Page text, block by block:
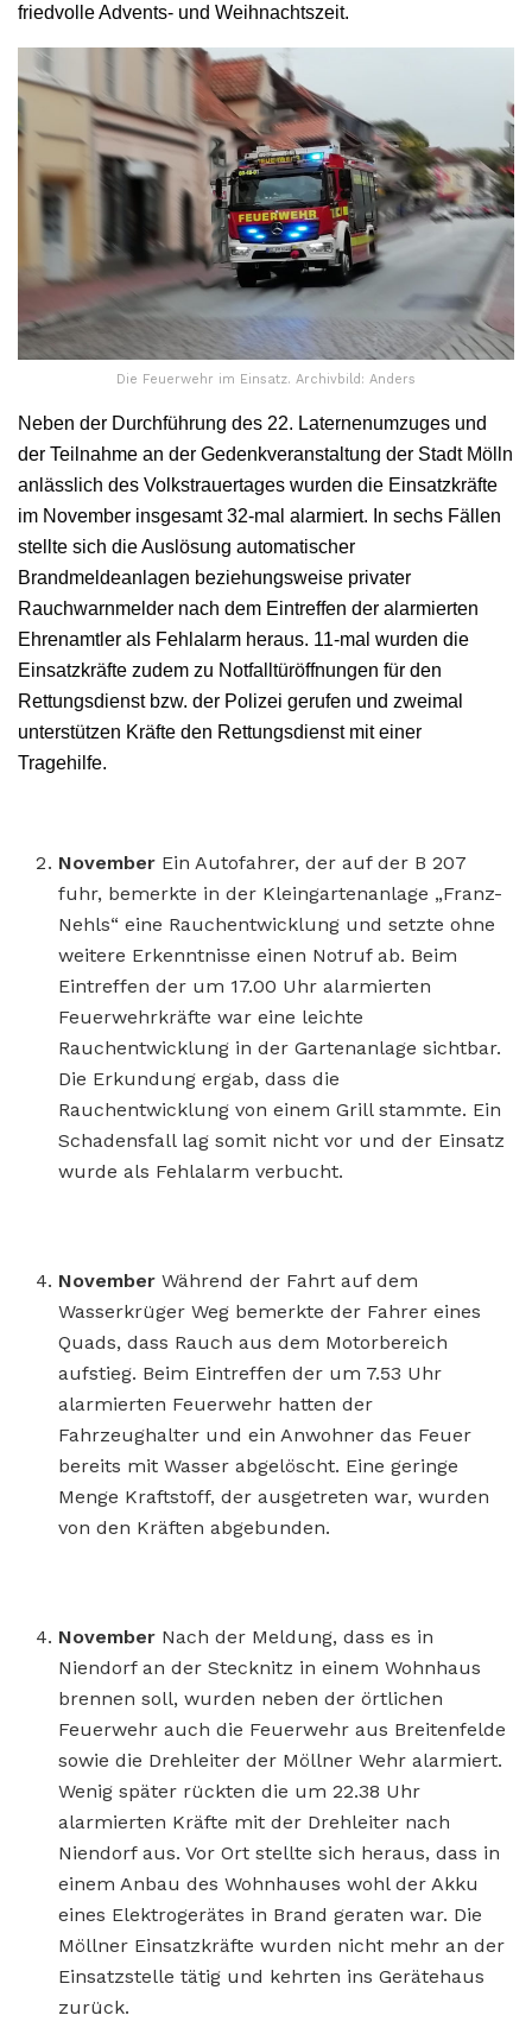
friedvolle Advents- und Weihnachtszeit.
Die Feuerwehr im Einsatz. Archivbild: Anders
Neben der Durchführung des 22. Laternenumzuges und
der Teilnahme an der Gedenkveranstaltung der Stadt Mölln
anlässlich des Volkstrauertages wurden die Einsatzkräfte
im November insgesamt 32-mal alarmiert. In sechs Fällen
stellte sich die Auslösung automatischer
Brandmeldeanlagen beziehungsweise privater
Rauchwarnmelder nach dem Eintreffen der alarmierten
Ehrenamtler als Fehlalarm heraus. 11-mal wurden die
Einsatzkräfte zudem zu Notfalltüröffnungen für den
Rettungsdienst bzw. der Polizei gerufen und zweimal
unterstützen Kräfte den Rettungsdienst mit einer
Tragehilfe.
November Ein Autofahrer, der auf der B 207
fuhr, bemerkte in der Kleingartenanlage „Franz-
Nehls“ eine Rauchentwicklung und setzte ohne
weitere Erkenntnisse einen Notruf ab. Beim
Eintreffen der um 17.00 Uhr alarmierten
Feuerwehrkräfte war eine leichte
Rauchentwicklung in der Gartenanlage sichtbar.
Die Erkundung ergab, dass die
Rauchentwicklung von einem Grill stammte. Ein
Schadensfall lag somit nicht vor und der Einsatz
wurde als Fehlalarm verbucht.
November Während der Fahrt auf dem
Wasserkrüger Weg bemerkte der Fahrer eines
Quads, dass Rauch aus dem Motorbereich
aufstieg. Beim Eintreffen der um 7.53 Uhr
alarmierten Feuerwehr hatten der
Fahrzeughalter und ein Anwohner das Feuer
bereits mit Wasser abgelöscht. Eine geringe
Menge Kraftstoff, der ausgetreten war, wurden
von den Kräften abgebunden.
November Nach der Meldung, dass es in
Niendorf an der Stecknitz in einem Wohnhaus
brennen soll, wurden neben der örtlichen
Feuerwehr auch die Feuerwehr aus Breitenfelde
sowie die Drehleiter der Möllner Wehr alarmiert.
Wenig später rückten die um 22.38 Uhr
alarmierten Kräfte mit der Drehleiter nach
Niendorf aus. Vor Ort stellte sich heraus, dass in
einem Anbau des Wohnhauses wohl der Akku
eines Elektrogerätes in Brand geraten war. Die
Möllner Einsatzkräfte wurden nicht mehr an der
Einsatzstelle tätig und kehrten ins Gerätehaus
zurück.